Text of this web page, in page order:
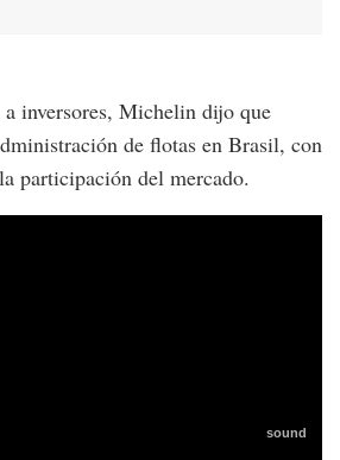
a inversores, Michelin dijo que
de flotas en Brasil, con
participación del mercado.